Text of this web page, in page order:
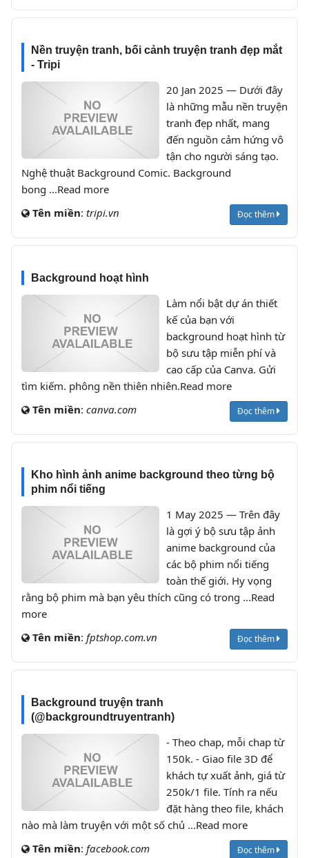
Nền truyện tranh, bối cảnh truyện tranh đẹp mắt
- Tripi
20 Jan 2025 — Dưới đây
là những mẫu nền truyện
tranh đẹp nhất, mang
đến nguồn cảm hứng vô
tận cho người sáng tạo.
Nghệ thuật Background Comic. Background
bong ...Read more
Tên miền: tripi.vn Đọc thêm
Background hoạt hình
Làm nổi bật dự án thiết
kế của bạn với
background hoạt hình từ
bộ sưu tập miễn phí và
cao cấp của Canva. Gửi
tìm kiếm. phông nền thiên nhiên.Read more
Tên miền: canva.com Đọc thêm
Kho hình ảnh anime background theo từng bộ
phim nổi tiếng
1 May 2025 — Trên đây
là gợi ý bộ sưu tập ảnh
anime background của
các bộ phim nổi tiếng
toàn thế giới. Hy vọng
rằng bộ phim mà bạn yêu thích cũng có trong ...Read
more
Tên miền: fptshop.com.vn Đọc thêm
Background truyện tranh
(@backgroundtruyentranh)
- Theo chap, mỗi chap từ
150k. - Giao file 3D để
khách tự xuất ảnh, giá từ
250k/1 file. Tính ra nếu
đặt hàng theo file, khách
nào mà làm truyện với một số chủ ...Read more
Tên miền: facebook.com Đọc thêm